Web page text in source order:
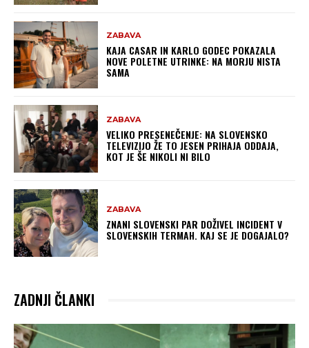
ZABAVA
KAJA CASAR IN KARLO GODEC POKAZALA
NOVE POLETNE UTRINKE: NA MORJU NISTA
SAMA
ZABAVA
VELIKO PRESENEČENJE: NA SLOVENSKO
TELEVIZIJO ŽE TO JESEN PRIHAJA ODDAJA,
KOT JE ŠE NIKOLI NI BILO
ZABAVA
ZNANI SLOVENSKI PAR DOŽIVEL INCIDENT V
SLOVENSKIH TERMAH. KAJ SE JE DOGAJALO?
ZADNJI ČLANKI